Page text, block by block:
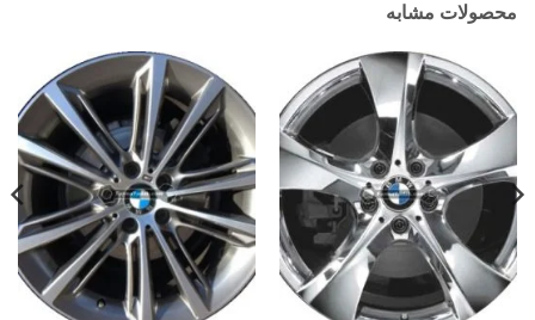
محصولات مشابه